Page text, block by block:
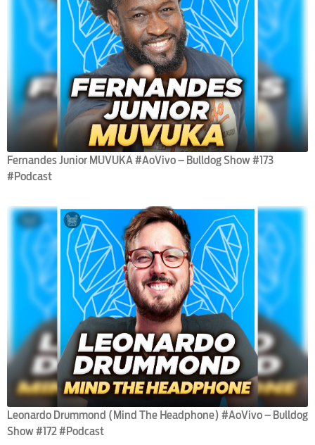
Fernandes Junior MUVUKA #AoVivo – Bulldog Show #173
#Podcast
Leonardo Drummond (Mind The Headphone) #AoVivo – Bulldog
Show #172 #Podcast